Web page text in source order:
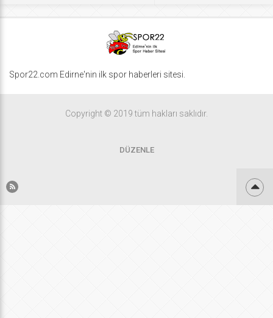
Spor22.com Edirne'nin ilk spor haberleri sitesi.
Copyright © 2019 tüm hakları saklıdır.
DÜZENLE